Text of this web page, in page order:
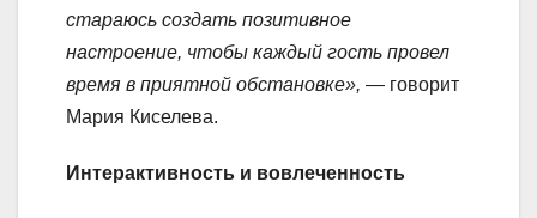
стараюсь создать позитивное
настроение, чтобы каждый гость провел
время в приятной обстановке», — говорит
Мария Киселева.
Интерактивность и вовлеченность